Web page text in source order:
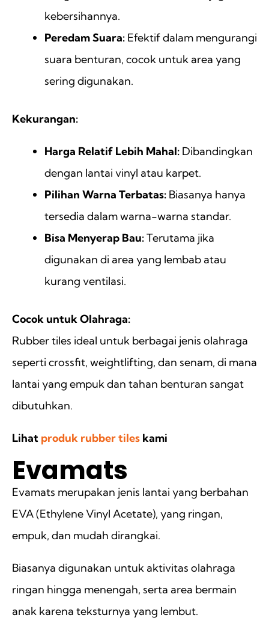
kebersihannya.
Peredam Suara: Efektif dalam mengurangi
suara benturan, cocok untuk area yang
sering digunakan.
Kekurangan:
Harga Relatif Lebih Mahal: Dibandingkan
dengan lantai vinyl atau karpet.
Pilihan Warna Terbatas: Biasanya hanya
tersedia dalam warna-warna standar.
Bisa Menyerap Bau:Terutama jika
digunakan di area yang lembab atau
kurang ventilasi.
Cocok untuk Olahraga:
Rubber tiles ideal untuk berbagai jenis olahraga
seperti crossfit, weightlifting, dan senam, di mana
lantai yang empuk dan tahan benturan sangat
dibutuhkan.
Lihat produk rubber tiles kami
Evamats
Evamats merupakan jenis lantai yang berbahan
EVA (Ethylene Vinyl Acetate), yang ringan,
empuk, dan mudah dirangkai.
Biasanya digunakan untuk aktivitas olahraga
ringan hingga menengah, serta area bermain
anak karena teksturnya yang lembut.